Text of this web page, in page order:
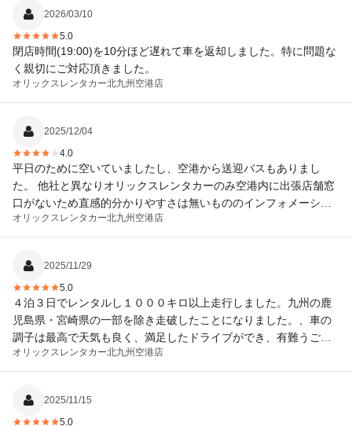
2026/03/10
5.0
閉店時間(19:00)を10分ほど遅れて車を返却しました。特に問題な
く親切にご対応頂きました。
オリックスレンタカー北九州空港店
2025/12/04
4.0
平日のために空いていましたし、空港から送迎バスもありまし
た。 他社と異なりオリックスレンタカーのみ空港内に出張店舗窓
口がないため直感的分かりやすさは無いもののインフォメーショ
ンに聞けばすぐ分かるので実害は小さい。 料金も手頃ですし私は
また機会があればつかいたいなと思ってます。
オリックスレンタカー北九州空港店
2025/11/29
5.0
４泊３日でレンタルし１０００キロ以上走行しました。九州の鹿
児島県・宮崎県の一部を除き走破したことになりました。、車の
調子は最高で天気も良く、満足したドライブができ、有難うござ
いました！
オリックスレンタカー北九州空港店
2025/11/15
5.0